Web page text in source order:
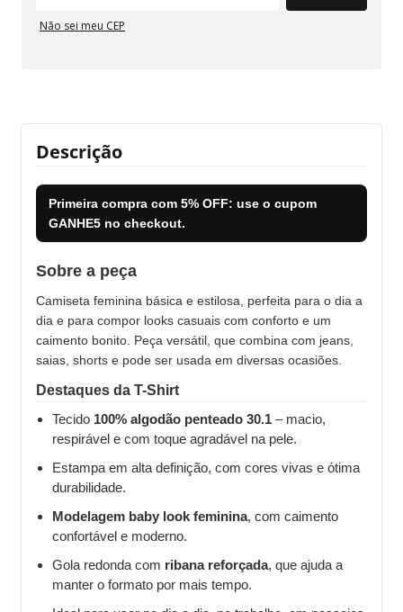
Não sei meu CEP
Descrição
Primeira compra com 5% OFF: use o cupom
GANHE5 no checkout.
Sobre a peça
Camiseta feminina básica e estilosa, perfeita para o dia a
dia e para compor looks casuais com conforto e um
caimento bonito. Peça versátil, que combina com jeans,
saias, shorts e pode ser usada em diversas ocasiões.
Destaques da T-Shirt
Tecido 100% algodão penteado 30.1 – macio,
respirável e com toque agradável na pele.
Estampa em alta definição, com cores vivas e ótima
durabilidade.
Modelagem baby look feminina, com caimento
confortável e moderno.
Gola redonda com ribana reforçada, que ajuda a
manter o formato por mais tempo.